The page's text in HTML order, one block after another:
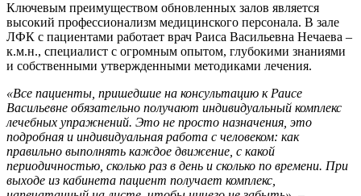
Ключевым преимуществом обновленных залов является
высокий профессионализм медицинского персонала. В зале
ЛФК с пациентами работает врач Раиса Васильевна Нечаева –
к.м.н., специалист с огромным опытом, глубокими знаниями
и собственными утвержденными методиками лечения.
«Все пациенты, пришедшие на консультацию к Раисе
Васильевне обязательно получают индивидуальный комплекс
лечебных упражнений. Это не просто назначения, это
подробная и индивидуальная работа с человеком: как
правильно выполнять каждое движение, с какой
периодичностью, сколько раз в день и сколько по времени. При
выходе из кабинета пациент получает комплекс,